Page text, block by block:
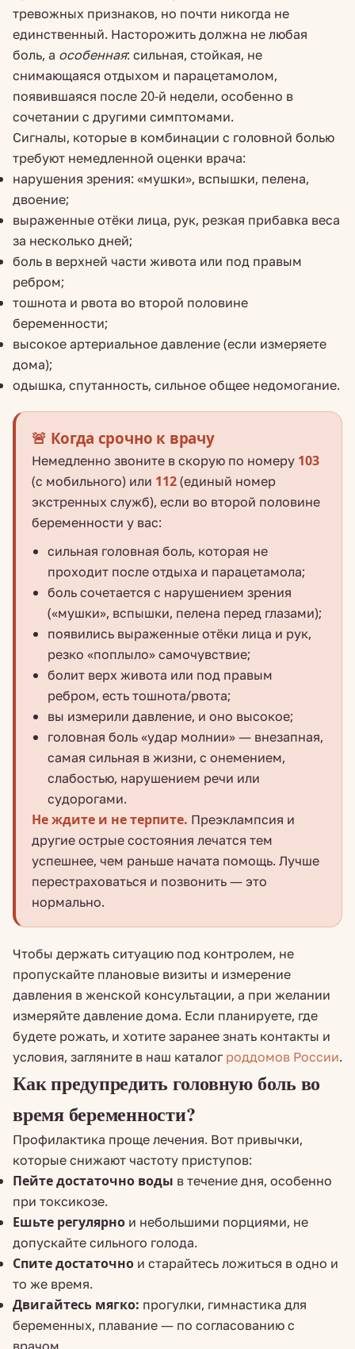
тревожных признаков, но почти никогда не
единственный. Насторожить должна не любая
боль, а особенная: сильная, стойкая, не
снимающаяся отдыхом и парацетамолом,
появившаяся после 20-й недели, особенно в
сочетании с другими симптомами.
Сигналы, которые в комбинации с головной болью
требуют немедленной оценки врача:
нарушения зрения: «мушки», вспышки, пелена,
двоение;
выраженные отёки лица, рук, резкая прибавка веса
за несколько дней;
боль в верхней части живота или под правым
ребром;
тошнота и рвота во второй половине
беременности;
высокое артериальное давление (если измеряете
дома);
одышка, спутанность, сильное общее недомогание.
🚨 Когда срочно к врачу
Немедленно звоните в скорую по номеру 103
(с мобильного) или 112(единый номер
экстренных служб), если во второй половине
беременности у вас:
сильная головная боль, которая не
проходит после отдыха и парацетамола;
боль сочетается с нарушением зрения
(«мушки», вспышки, пелена перед глазами);
появились выраженные отёки лица и рук,
резко «поплыло» самочувствие;
болит верх живота или под правым
ребром, есть тошнота/рвота;
вы измерили давление, и оно высокое;
головная боль «удар молнии» — внезапная,
самая сильная в жизни, с онемением,
слабостью, нарушением речи или
судорогами.
Не ждите и не терпите. Преэклампсия и
другие острые состояния лечатся тем
успешнее, чем раньше начата помощь. Лучше
перестраховаться и позвонить — это
нормально.
Чтобы держать ситуацию под контролем, не
пропускайте плановые визиты и измерение
давления в женской консультации, а при желании
измеряйте давление дома. Если планируете, где
будете рожать, и хотите заранее знать контакты и
условия, загляните в наш каталог роддомов России.
Как предупредить головную боль во
время беременности?
Профилактика проще лечения. Вот привычки,
которые снижают частоту приступов:
Пейте достаточно воды в течение дня, особенно
при токсикозе.
Ешьте регулярно и небольшими порциями, не
допускайте сильного голода.
Спите достаточно и старайтесь ложиться в одно и
то же время.
Двигайтесь мягко: прогулки, гимнастика для
беременных, плавание — по согласованию с